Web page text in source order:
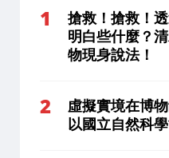
搶救！搶救！
明白些什麼？
物現身說法！
虛擬實境在博
以國立自然科